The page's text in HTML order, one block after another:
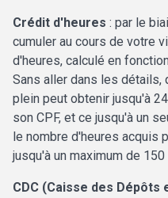
Crédit d'heures : par le
cumuler au cours de votre
d'heures, calculé en
Sans aller dans les détails,
plein peut obtenir jusqu'à
son CPF, et ce jusqu'à un
le nombre d'heures acquis
jusqu'à un maximum de 150
CDC (Caisse des Dépôts